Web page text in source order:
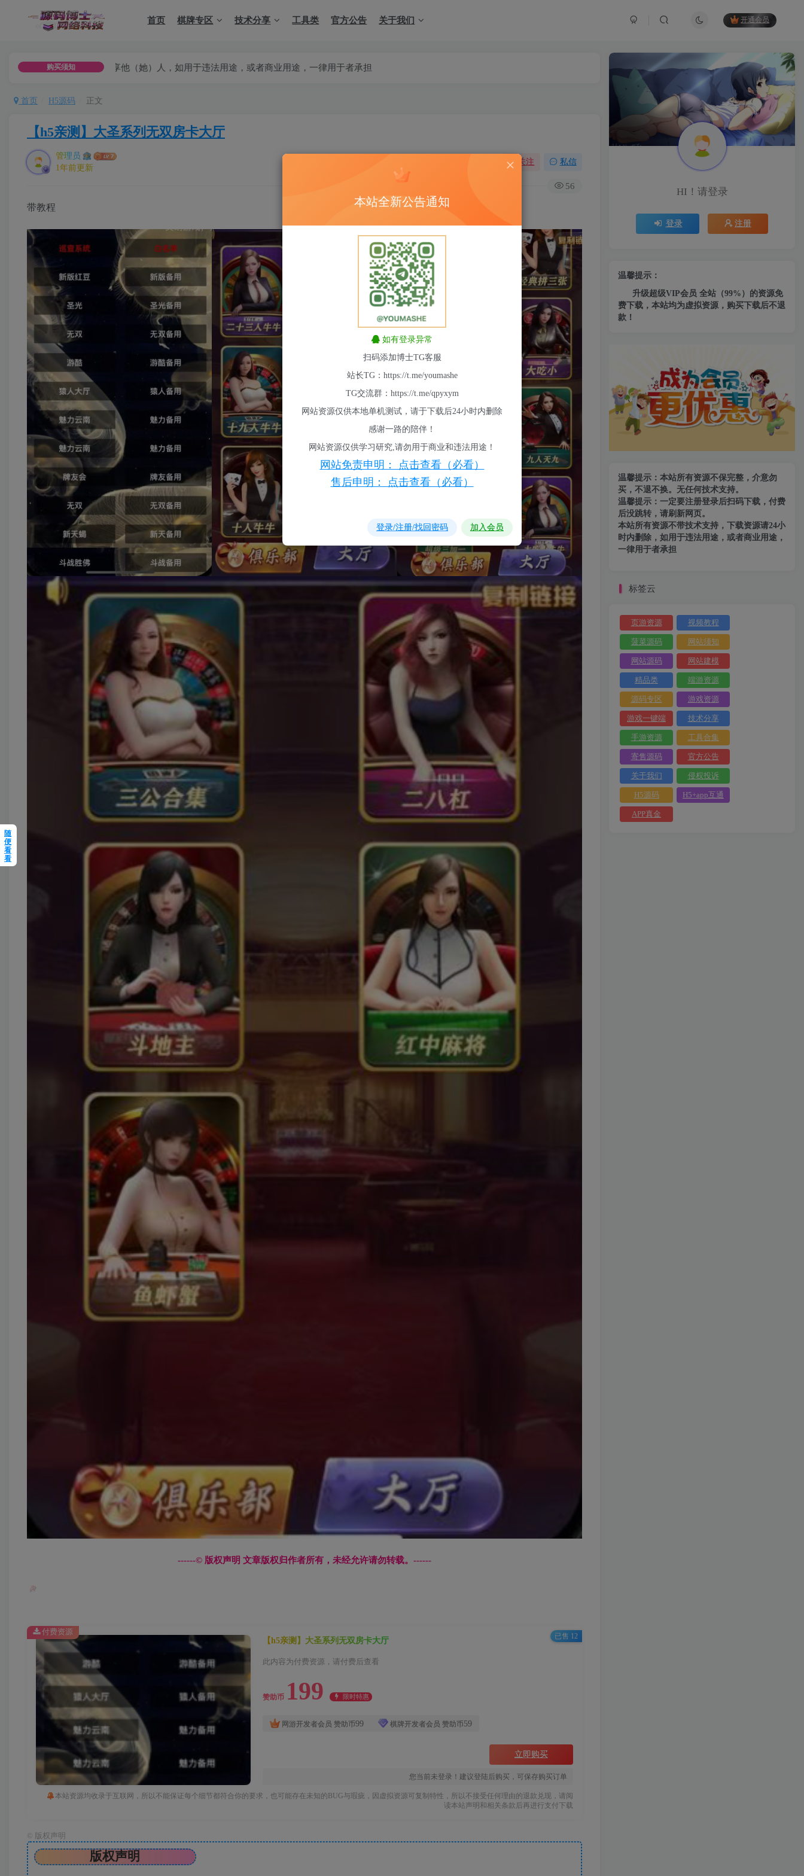
首页 棋牌专区 技术分享 工具类 官方公告 关于我们 开通会员
购买须知
分享他（她）人，如用于违法用途，或者商业用途，一律用于者承担
首页 H5源码 正文
【h5亲测】大圣系列无双房卡大厅
管理员
1年前更新
关注 私信
56
带教程
------© 版权声明 文章版权归作者所有，未经允许请勿转载。------
【h5亲测】大圣系列无双房卡大厅
此内容为付费资源，请付费后查看
赞助币 199 限时特惠
网游开发者会员 赞助币99 棋牌开发者会员 赞助币59
立即购买
您当前未登录！建议登陆后购买，可保存购买订单
本站资源均收录于互联网，所以不能保证每个细节都符合你的要求，也可能存在未知的BUG与瑕疵，因虚拟资源可复制特性，所以不接受任何理由的退款兑现，请阅
读本站声明和相关条款后再进行支付下载
付费资源
已售 12
版权声明
版权声明
HI！请登录
登录 注册
温馨提示：
升级超级VIP会员 全站（99%）的资源免
费下载，本站均为虚拟资源，购买下载后不退
款！
温馨提示：本站所有资源不保完整，介意勿
买，不退不换。无任何技术支持。
温馨提示：一定要注册登录后扫码下载，付费
后没跳转，请刷新网页。
本站所有资源不带技术支持，下载资源请24小
时内删除，如用于违法用途，或者商业用途，
一律用于者承担
标签云
页游资源 视频教程
菠菜源码 网站须知
网站源码 网站建模
精品类 端游资源
源码专区 游戏资源
游戏一键端 技术分享
手游资源 工具合集
寄售源码 官方公告
关于我们 侵权投诉
H5源码 H5+app互通
APP真金
随
便
看
看
本站全新公告通知
如有登录异常
扫码添加博士TG客服
站长TG：https://t.me/youmashe
TG交流群：https://t.me/qpyxym
网站资源仅供本地单机测试，请于下载后24小时内删除
感谢一路的陪伴！
网站资源仅供学习研究,请勿用于商业和违法用途！
网站免责申明： 点击查看（必看）
售后申明： 点击查看（必看）
登录/注册/找回密码 加入会员